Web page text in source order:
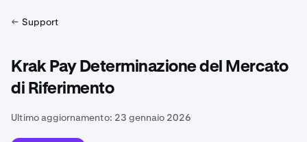
Support
Krak Pay Determinazione del Mercato
di Riferimento
Ultimo aggiornamento: 23 gennaio 2026